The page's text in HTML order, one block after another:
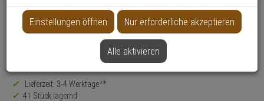
Anwendung: Videoüberwachung
Farbe: Weiß
Lieferzeit: 3-4 Werktage**
41 Stück lagernd
Einstellungen öffnen Nur erforderliche akzeptieren
Alle aktivieren